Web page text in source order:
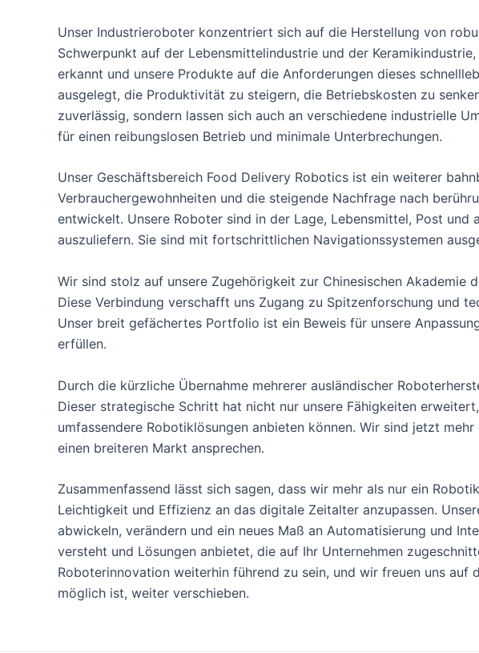
Unser Industrieroboter konzentriert sich auf die Herstellung von
Schwerpunkt auf der Lebensmittelindustrie und der
erkannt und unsere Produkte auf die Anforderungen dieses
ausgelegt, die Produktivität zu steigern, die Betriebskosten zu
zuverlässig, sondern lassen sich auch an verschiedene industrielle
für einen reibungslosen Betrieb und minimale Unterbrechungen.
Unser Geschäftsbereich Food Delivery Robotics ist ein weiterer
Verbrauchergewohnheiten und die steigende Nachfrage nach
entwickelt. Unsere Roboter sind in der Lage, Lebensmittel, Post
auszuliefern. Sie sind mit fortschrittlichen Navigationssystemen
Wir sind stolz auf unsere Zugehörigkeit zur Chinesischen
Diese Verbindung verschafft uns Zugang zu Spitzenforschung und
Unser breit gefächertes Portfolio ist ein Beweis für unsere
erfüllen.
Durch die kürzliche Übernahme mehrerer ausländischer
Dieser strategische Schritt hat nicht nur unsere Fähigkeiten
umfassendere Robotiklösungen anbieten können. Wir sind jetzt
einen breiteren Markt ansprechen.
Zusammenfassend lässt sich sagen, dass wir mehr als nur ein
Leichtigkeit und Effizienz an das digitale Zeitalter anzupassen.
abwickeln, verändern und ein neues Maß an Automatisierung und
versteht und Lösungen anbietet, die auf Ihr Unternehmen
Roboterinnovation weiterhin führend zu sein, und wir freuen uns
möglich ist, weiter verschieben.